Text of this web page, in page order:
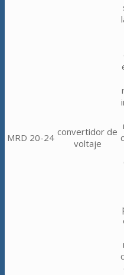
MRD 20-24 convertidor de
voltaje